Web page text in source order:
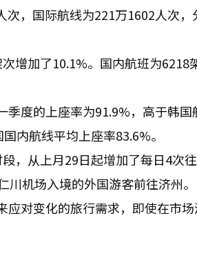
，国际航线为221万1602人次
增加了10.1%。国内航班为6218
度的上座率为91.9%，高于韩
内航线平均上座率83.6%。
，从上月29日起增加了每日4次
机场入境的外国游客前往济州。
对变化的旅行需求，即使在市场